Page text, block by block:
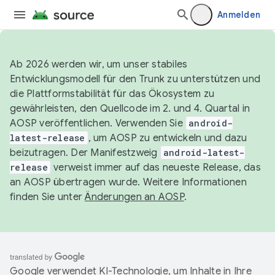
Anmelden
Ab 2026 werden wir, um unser stabiles
Entwicklungsmodell für den Trunk zu unterstützen und
die Plattformstabilität für das Ökosystem zu
gewährleisten, den Quellcode im 2. und 4. Quartal in
AOSP veröffentlichen. Verwenden Sie android-
latest-release , um AOSP zu entwickeln und dazu
beizutragen. Der Manifestzweig
android-latest-
release verweist immer auf das neueste Release, das
an AOSP übertragen wurde. Weitere Informationen
finden Sie unterÄnderungen an AOSP.
Google verwendet KI-Technologie, um Inhalte in Ihre